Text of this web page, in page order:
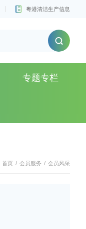
粤港清洁生产信息
专题专栏
首页 / 会员服务 / 会员风采